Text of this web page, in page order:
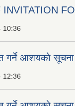
10:36
गर्ने आशयको
12:36